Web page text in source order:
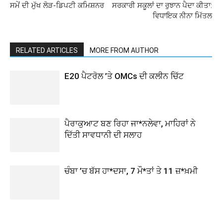
ਸਮੇਂ ਦੀ ਮੁੱਖ ਲੋੜ-ਡਿਪਟੀ ਕਮਿਸ਼ਨਰ
ਸਰਕਾਰੀ ਸਕੂਲਾਂ ਦਾ ਰੁਝਾਨ ਪੈਦਾ ਕੀਤਾ:
ਵਿਧਾਇਕ ਨੀਨਾ ਮਿੱਤਲ
RELATED ARTICLES MORE FROM AUTHOR
E20 ਪੈਟਰੋਲ ’ਤੇ OMCs ਦੀ ਕਲੀਨ ਚਿੱਟ
ਪੈਰਾਕੁਆਟ ਬਣ ਰਿਹਾ ਜਾ*ਨਲੇਵਾ, ਮਾਹਿਰਾਂ ਨੇ
ਦਿੱਤੀ ਸਾਵਧਾਨੀ ਦੀ ਸਲਾਹ
ਚੰਬਾ ’ਚ ਬੱਸ ਹਾ*ਦਸਾ, 7 ਮੌ*ਤਾਂ ਤੇ 11 ਜ਼*ਖ਼ਮੀ